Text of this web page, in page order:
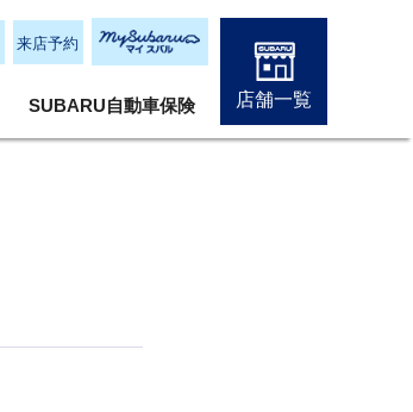
来店予約
SUBARU自動車保険 店舗一覧